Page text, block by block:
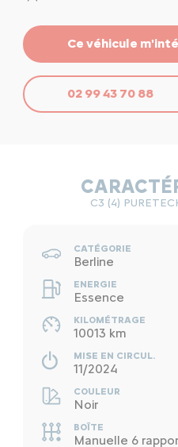
Ce véhicule
02 99 43 70 88
C3 (4)
CATÉGORIE
Berline
ENERGIE
Essence
KILOMÉTRAGE
10013 km
MISE EN CIRCUL.
11/2024
COULEUR
Noir
BOÎTE
Manuelle 6